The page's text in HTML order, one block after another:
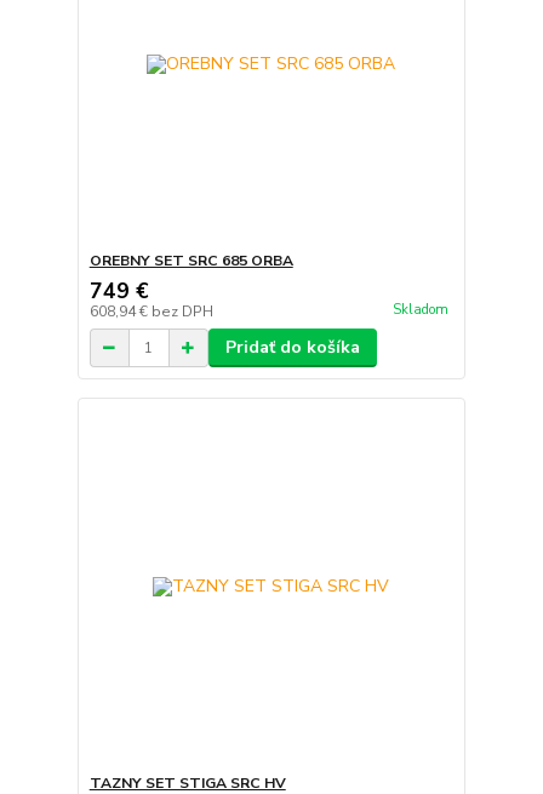
OREBNY SET SRC 685 ORBA
749 €
608,94 € bez DPH Skladom
Pridať do košíka
TAZNY SET STIGA SRC HV